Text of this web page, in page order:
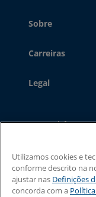
Sobre
Carreiras
Legal
Telefone -
Utilizamos cookies e
conforme descrito na
ajustar nas Definições
concorda com a